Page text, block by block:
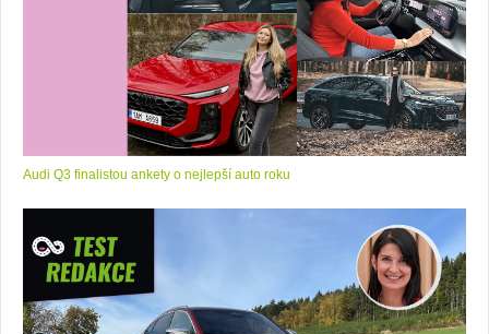
Audi Q3 finalistou ankety o nejlepší auto roku